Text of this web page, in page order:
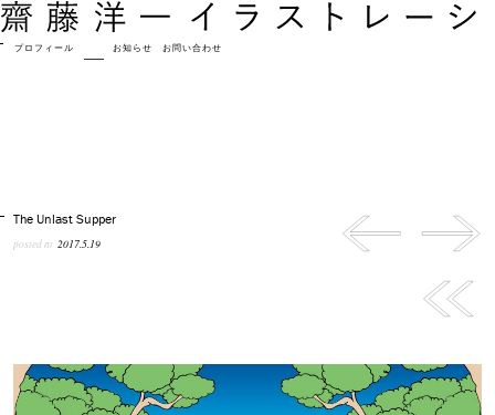
プロフィール お知らせ お問い合わせ
The Unlast Supper
posted at 2017.5.19